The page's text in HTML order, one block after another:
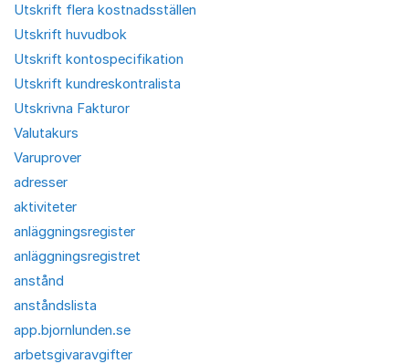
Utskrift flera kostnadsställen
Utskrift huvudbok
Utskrift kontospecifikation
Utskrift kundreskontralista
Utskrivna Fakturor
Valutakurs
Varuprover
adresser
aktiviteter
anläggningsregister
anläggningsregistret
anstånd
anståndslista
app.bjornlunden.se
arbetsgivaravgifter